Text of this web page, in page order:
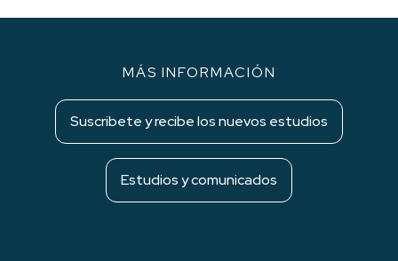
MÁS INFORMACIÓN
Suscribete y recibe los nuevos estudios
Estudios y comunicados